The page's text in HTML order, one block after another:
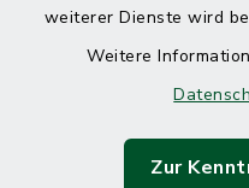
weiterer Dienste wird
Weitere
Zur